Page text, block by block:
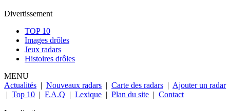
Divertissement
TOP 10
Images drôles
Jeux radars
Histoires drôles
MENU
Actualités | Nouveaux radars | Carte des radars | Ajouter un radar
| Top 10 | F.A.Q | Lexique | Plan du site | Contact